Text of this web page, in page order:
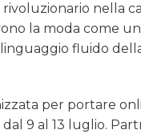
nella
la moda come
fluido
per portare
9 al 13 luglio.